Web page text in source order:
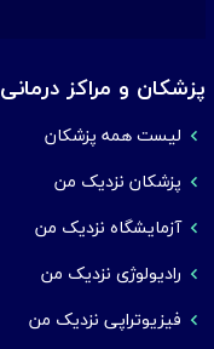
پزشکان و مراکز درمانی
لیست همه پزشکان
پزشکان نزدیک من
آزمایشگاه نزدیک من
رادیولوژی نزدیک من
فیزیوتراپی نزدیک من